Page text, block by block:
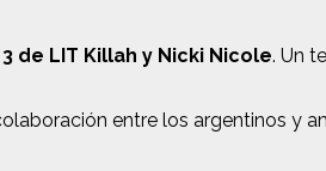
de LIT Killah y Nicki Nicole. Un
entre los argentinos y